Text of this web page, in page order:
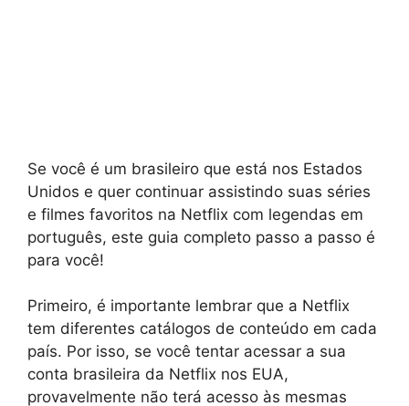
Se você é um brasileiro que está nos Estados
Unidos e quer continuar assistindo suas séries
e filmes favoritos na Netflix com legendas em
português, este guia completo passo a passo é
para você!
Primeiro, é importante lembrar que a Netflix
tem diferentes catálogos de conteúdo em cada
país. Por isso, se você tentar acessar a sua
conta brasileira da Netflix nos EUA,
provavelmente não terá acesso às mesmas